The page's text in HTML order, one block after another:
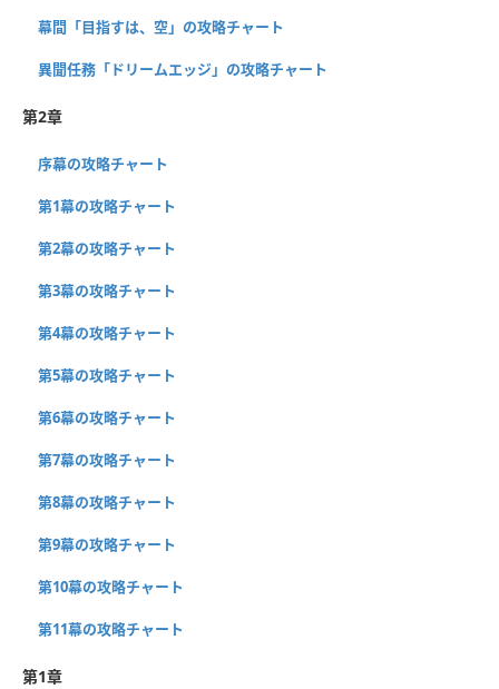
幕間「目指すは、空」の攻略チャート
異聞任務「ドリームエッジ」の攻略チャート
第2章
序幕の攻略チャート
第1幕の攻略チャート
第2幕の攻略チャート
第3幕の攻略チャート
第4幕の攻略チャート
第5幕の攻略チャート
第6幕の攻略チャート
第7幕の攻略チャート
第8幕の攻略チャート
第9幕の攻略チャート
第10幕の攻略チャート
第11幕の攻略チャート
第1章